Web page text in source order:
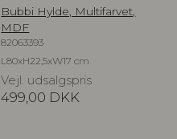
Bubbi Hylde, Multifarvet,
MDF
82063393
L80xH22,5xW17 cm
Vejl. udsalgspris
499,00 DKK